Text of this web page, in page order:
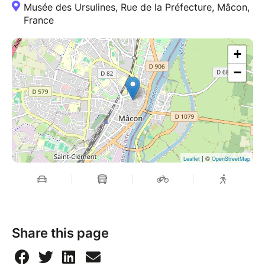
Musée des Ursulines, Rue de la Préfecture, Mâcon,
France
+
−
Leaflet | © OpenStreetMap
Share this page